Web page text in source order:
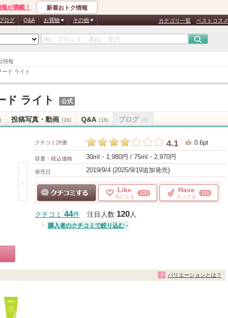
情報
ード ライト
が満載！ 新着おトク情報
ログ Q&A お買物 その他 カテゴリ一覧 ベストコスメ
ド ライト 公式
投稿写真・動画 (16) Q&A (16) ブログ (0)
クチコミ評価 4.1 0.6pt
容量・税込価格 30ml・1,980円 / 75ml・2,970円
発売日 2019/9/4 (2025/9/19追加発売)
Like
気になる
120 Have
もってる
116
クチコミ 44件 注目人数 120人
購入者のクチコミで絞り込む
バリエーションとは？